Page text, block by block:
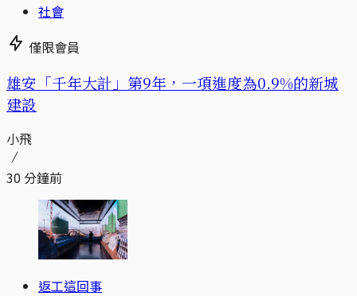
社會
僅限會員
​​雄安「千年大計」第9年，一項進度為0.9%的新城
建設
小飛
30 分鐘前
返工這回事